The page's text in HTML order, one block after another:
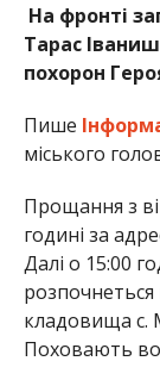
На фронті
Тарас
похорон
Пише
міського
Прощання з
годині за
Далі о 15:00
кладовища с.
Поховають